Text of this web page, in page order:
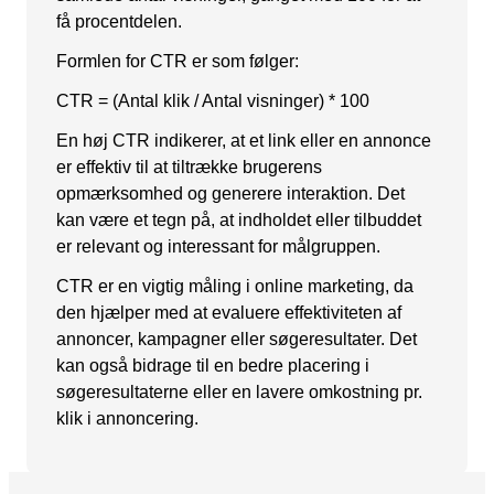
Snapchat annoncering
LinkedIn annoncering
Pinterest annoncering
TikTok annoncering
PAID SEARCH
Google Ads
Display annoncering
YouTube annoncering
Google shopping
Bing Ads
få procentdelen.
Formlen for CTR er som følger:
CTR = (Antal klik / Antal visninger) * 100
En høj CTR indikerer, at et link eller en annonce
er effektiv til at tiltrække brugerens
opmærksomhed og generere interaktion. Det
kan være et tegn på, at indholdet eller tilbuddet
er relevant og interessant for målgruppen.
CTR er en vigtig måling i online marketing, da
den hjælper med at evaluere effektiviteten af ​​
annoncer, kampagner eller søgeresultater. Det
kan også bidrage til en bedre placering i
søgeresultaterne eller en lavere omkostning pr.
klik i annoncering.